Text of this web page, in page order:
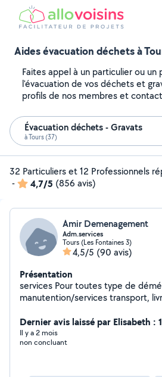
Aides évacuation déchets à
Faites appel à un particulier ou un
l'évacuation de vos déchets et
profils de nos membres et
Évacuation déchets - Gravats
à Tours (37)
32 Particuliers et 12 Professionnels
-
4,7/5 (856 avis)
Amir Demenagement
Adm.services
Tours (Les Fontaines 3)
4,5/5 (90 avis)
Présentation
services Pour toutes type de déménagement,
manutention/services transport,
Dernier avis laissé par Elisabeth :
Il y a 2 mois
non concluant